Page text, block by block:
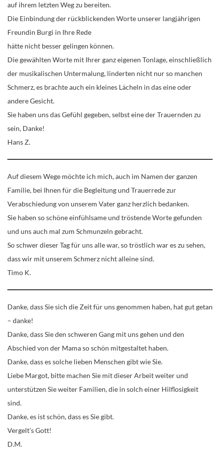
auf ihrem letzten Weg zu bereiten.
Die Einbindung der rückblickenden Worte unserer langjährigen
Freundin Burgi in Ihre Rede
hätte nicht besser gelingen können.
Die gewählten Worte mit Ihrer ganz eigenen Tonlage, einschließlich
der musikalischen Untermalung, linderten nicht nur so manchen
Schmerz, es brachte auch ein kleines Lächeln in das eine oder
andere Gesicht.
Sie haben uns das Gefühl gegeben, selbst eine der Trauernden zu
sein, Danke!
Hans Z.
Auf diesem Wege möchte ich mich, auch im Namen der ganzen
Familie, bei Ihnen für die Begleitung und Trauerrede zur
Verabschiedung von unserem Vater ganz herzlich bedanken.
Sie haben so schöne einfühlsame und tröstende Worte gefunden
und uns auch mal zum Schmunzeln gebracht.
So schwer dieser Tag für uns alle war, so tröstlich war es zu sehen,
dass wir mit unserem Schmerz nicht alleine sind.
Timo K.
Danke, dass Sie sich die Zeit für uns genommen haben, hat gut getan
– danke!
Danke, dass Sie den schweren Gang mit uns gehen und den
Abschied von der Mama so schön mitgestaltet haben.
Danke, dass es solche lieben Menschen gibt wie Sie.
Liebe Margot, bitte machen Sie mit dieser Arbeit weiter und
unterstützen Sie weiter Familien, die in solch einer Hilflosigkeit
sind.
Danke, es ist schön, dass es Sie gibt.
Vergelt’s Gott!
D.M.